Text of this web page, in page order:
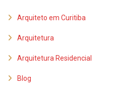
Arquiteto em Curitiba
Arquitetura
Arquitetura Residencial
Blog